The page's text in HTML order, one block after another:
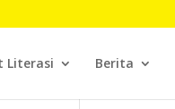
Literasi Berita